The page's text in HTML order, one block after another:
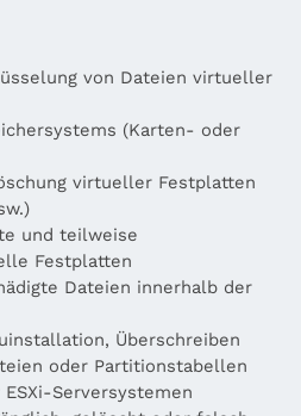
von Dateien virtueller
(Karten- oder
virtueller Festplatten
und teilweise
Festplatten
Dateien innerhalb der
Überschreiben
oder Partitionstabellen
ESXi-Serversystemen